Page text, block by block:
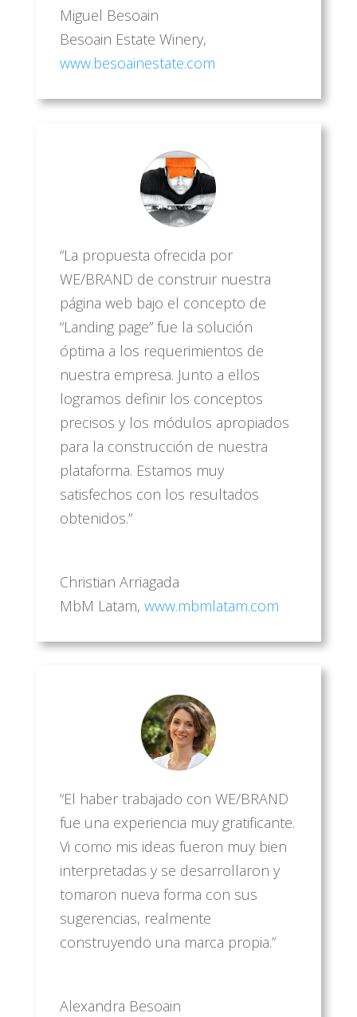
Miguel Besoain
Besoain Estate Winery,
www.besoainestate.com
“La propuesta ofrecida por
WE/BRAND de construir nuestra
página web bajo el concepto de
“Landing page” fue la solución
óptima a los requerimientos de
nuestra empresa. Junto a ellos
logramos definir los conceptos
precisos y los módulos apropiados
para la construcción de nuestra
plataforma. Estamos muy
satisfechos con los resultados
obtenidos.”
Christian Arriagada
MbM Latam, www.mbmlatam.com
“El haber trabajado con WE/BRAND
fue una experiencia muy gratificante.
Vi como mis ideas fueron muy bien
interpretadas y se desarrollaron y
tomaron nueva forma con sus
sugerencias, realmente
construyendo una marca propia.”
Alexandra Besoain